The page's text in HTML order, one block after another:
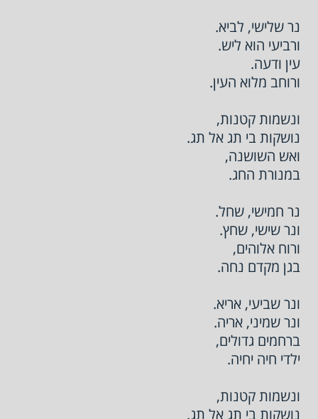
נר שלישי, לביא.
ורביעי הוא ליש.
עין ודעה.
ורוחב מלוא העין.
ונשמות קטנות,
נושקות בי תג אל תג.
ואש השושנה,
במנורת החג.
נר חמישי, שחל.
ונר שישי, שחץ.
ורוח אלוהים,
בגן מקדם נחה.
ונר שביעי, אריא.
ונר שמיני, אריה.
ברחמים גדולים,
ילדי חיה יחיה.
ונשמות קטנות,
נושקות בי תג אל תג.